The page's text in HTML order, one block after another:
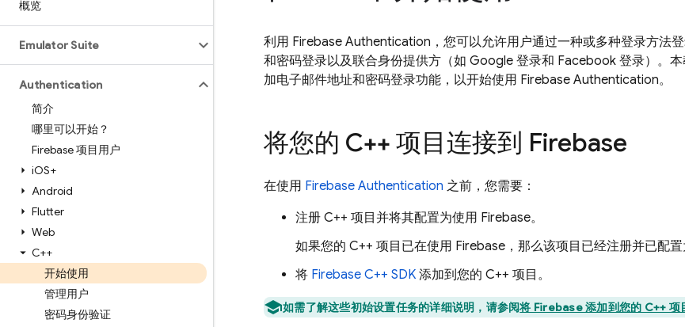
概览
Emulator Suite
Authentication
简介
哪里可以开始？
Firebase 项目用户
iOS+
Android
Flutter
Web
C++
开始使用
管理用户
密码身份验证
利用 Firebase Authentication ，您可以允许用户通过一种或多种登录方法
和密码登录以及联合身份提供方（如 Google 登录和 Facebook 登录）。
加电子邮件地址和密码登录功能，以开始使用 Firebase Authentication。
将您的 C++ 项目连接到 Firebase
在使用 Firebase Authentication 之前，您需要：
注册 C++ 项目并将其配置为使用 Firebase。
如果您的 C++ 项目已在使用 Firebase，那么该项目已经注册并已配置
将 Firebase C++ SDK 添加到您的 C++ 项目。
如需了解这些初始设置任务的详细说明，请参阅将 Firebase 添加到您的 C++ 项